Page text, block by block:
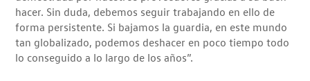
hacer. Sin duda, debemos seguir trabajando en ello de
forma persistente. Si bajamos la guardia, en este mundo
tan globalizado, podemos deshacer en poco tiempo todo
lo conseguido a lo largo de los años”.